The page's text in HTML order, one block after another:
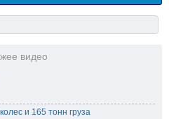
видео
и 165 тонн груза